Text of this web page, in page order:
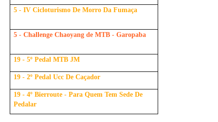
5 - IV Cicloturismo De Morro Da Fumaça
5 - Challenge Chaoyang de MTB - Garopaba
19 - 5º Pedal MTB JM
19 - 2º Pedal Ucc De Caçador
19 - 4º Bierroute - Para Quem Tem Sede De
Pedalar